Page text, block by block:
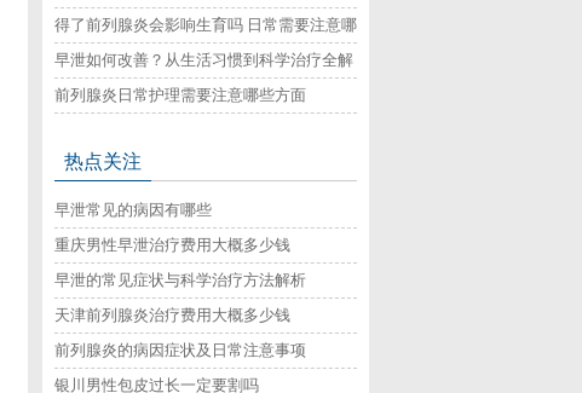
治疗方法详解
得了前列腺炎会影响生育吗 日常需要注意哪
些事项
早泄如何改善？从生活习惯到科学治疗全解
析
前列腺炎日常护理需要注意哪些方面
热点关注
早泄常见的病因有哪些
重庆男性早泄治疗费用大概多少钱
早泄的常见症状与科学治疗方法解析
天津前列腺炎治疗费用大概多少钱
前列腺炎的病因症状及日常注意事项
银川男性包皮过长一定要割吗